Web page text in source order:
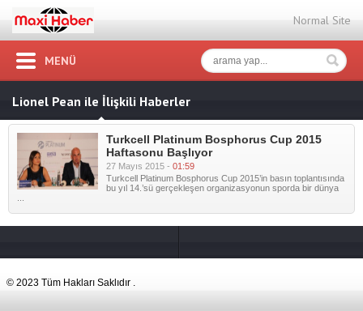
Normal Site
MENÜ
Lionel Pean ile İlişkili Haberler
Turkcell Platinum Bosphorus Cup 2015
Haftasonu Başlıyor
27 Mayıs 2015 - 01:59
Turkcell Platinum Bosphorus Cup 2015’in basın toplantısında
bu yıl 14.’sü gerçekleşen organizasyonun sporda bir dünya
© 2023 Tüm Hakları Saklıdır .